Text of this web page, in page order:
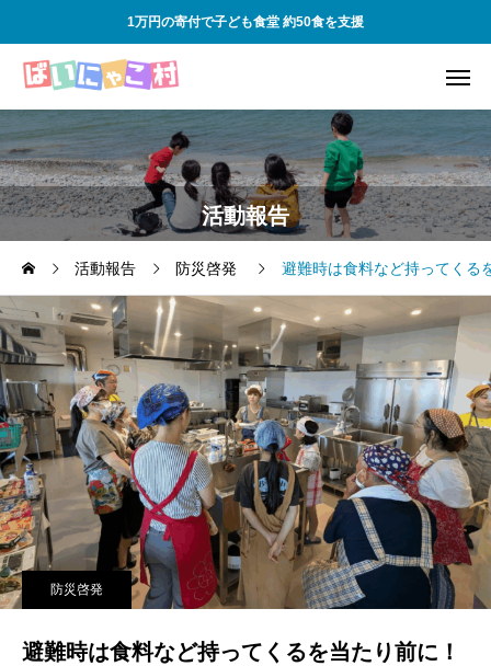
1万円の寄付で子ども食堂 約50食を支援
活動報告
活動報告 防災啓発 避難時は食料など持ってくる
防災啓発
避難時は食料など持ってくるを当たり前に！